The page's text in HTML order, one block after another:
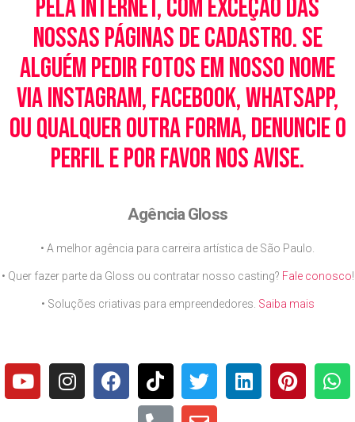
pela Internet, com exceção das
nossas páginas de cadastro. Se
alguém pedir fotos em nosso nome
via Instagram, Facebook, WhatsApp,
ou qualquer outra forma, denuncie o
perfil e por favor nos avise.
Agência Gloss
• A melhor agência para carreira artística de São Paulo.
• Quer fazer parte da Gloss ou contratar nosso casting? Fale conosco!
• Soluções criativas para empreendedores. Saiba mais